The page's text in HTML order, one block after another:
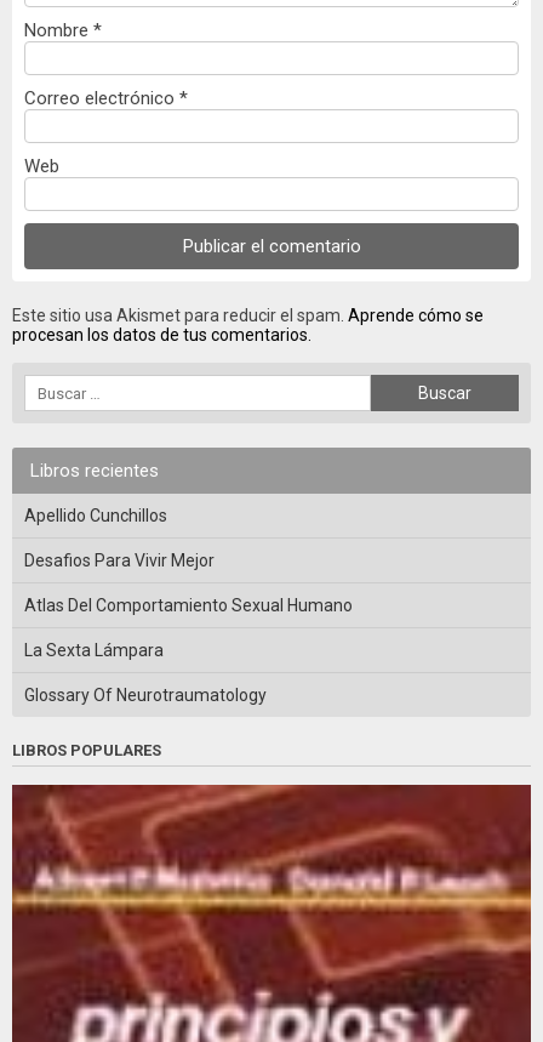
Nombre *
Correo electrónico *
Web
Este sitio usa Akismet para reducir el spam. Aprende cómo se
procesan los datos de tus comentarios.
Libros recientes
Apellido Cunchillos
Desafios Para Vivir Mejor
Atlas Del Comportamiento Sexual Humano
La Sexta Lámpara
Glossary Of Neurotraumatology
LIBROS POPULARES